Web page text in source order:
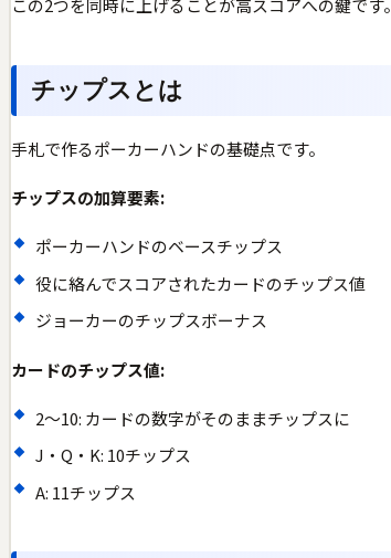
この2つを同時に上げることが高スコアへの鍵です。
チップスとは
手札で作るポーカーハンドの基礎点です。
チップスの加算要素:
ポーカーハンドのベースチップス
役に絡んでスコアされたカードのチップス値
ジョーカーのチップスボーナス
カードのチップス値:
2〜10: カードの数字がそのままチップスに
J・Q・K: 10チップス
A: 11チップス